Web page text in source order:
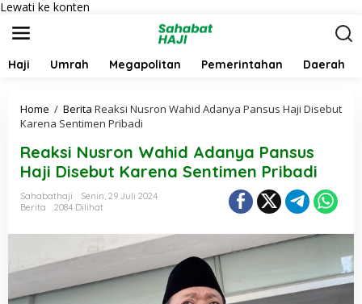
Lewati ke konten
Haji Umrah Megapolitan Pemerintahan Daerah
Home / Berita Reaksi Nusron Wahid Adanya Pansus Haji Disebut
Karena Sentimen Pribadi
Reaksi Nusron Wahid Adanya Pansus
Haji Disebut Karena Sentimen Pribadi
Sahabathaji
Senin, 29 Juli 2024
Berita
2084 Dilihat